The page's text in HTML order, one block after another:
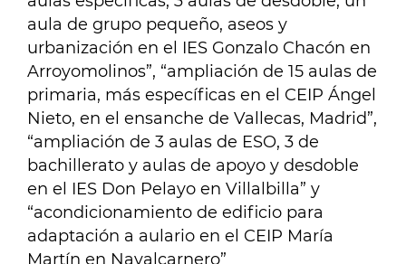
aula de grupo pequeño, aseos y
urbanización en el IES Gonzalo Chacón en
Arroyomolinos”, “ampliación de 15 aulas de
primaria, más específicas en el CEIP Ángel
Nieto, en el ensanche de Vallecas, Madrid”,
“ampliación de 3 aulas de ESO, 3 de
bachillerato y aulas de apoyo y desdoble
en el IES Don Pelayo en Villalbilla” y
“acondicionamiento de edificio para
adaptación a aulario en el CEIP María
Martín en Navalcarnero”